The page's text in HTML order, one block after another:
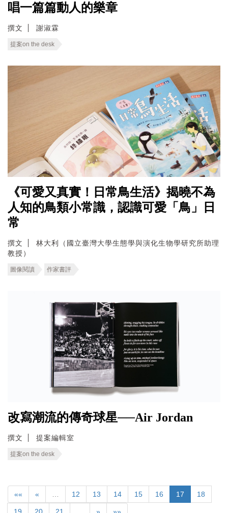
唱一篇篇動人的樂章
撰文 謝淑霖
提案on the desk
《可愛又真實！日常鳥生活》揭曉不為
人知的鳥類小常識，認識可愛「鳥」日
常
撰文
林大利（國立臺灣大學生態學與演化生物學研究所助理
教授）
圖像閱讀 作家書評
改寫潮流的傳奇球星──Air Jordan
撰文 提案編輯室
提案on the desk
«« « 12 13 14 15 16 17 18
19 20 21 » »»